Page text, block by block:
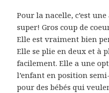
Pour la nacelle, c’est
super! Gros coup de
Elle est vraiment bien
Elle se plie en deux et à
facilement. Elle a une
l’enfant en position
pour des bébés qui